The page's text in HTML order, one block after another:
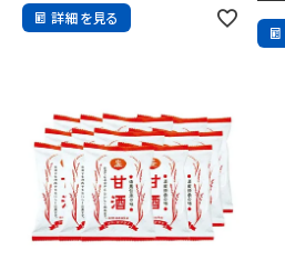
詳細を見る